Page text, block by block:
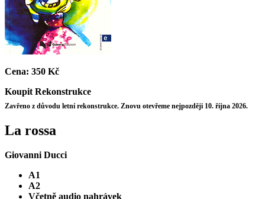
Cena: 350 Kč
Koupit Rekonstrukce
Zavřeno z důvodu letní rekonstrukce. Znovu otevřeme nejpozději 10. října 2026.
La rossa
Giovanni Ducci
A1
A2
Včetně audio nahrávek